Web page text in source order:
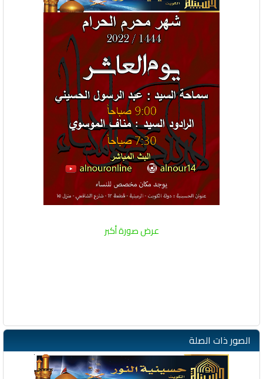
عرض صورة أكبر
الصور ذات الصلة